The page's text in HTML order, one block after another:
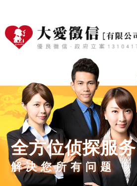
全方位侦探服务
解决您所有问题